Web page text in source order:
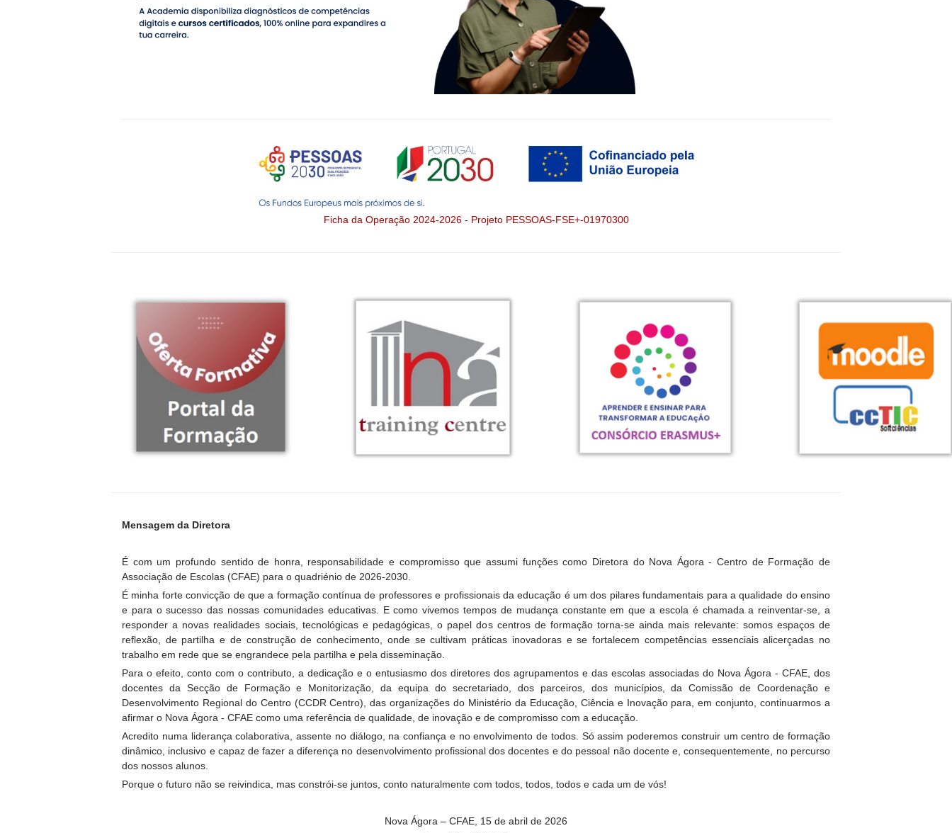
Ficha da Operação 2024-2026 - Projeto PESSOAS-FSE+-01970300
Mensagem da Diretora
É com um profundo sentido de honra, responsabilidade e compromisso que assumi funções como Diretora do Nova Ágora - Centro de Formação de
Associação de Escolas (CFAE) para o quadriénio de 2026-2030.
É minha forte convicção de que a formação contínua de professores e profissionais da educação é um dos pilares fundamentais para a qualidade do ensino
e para o sucesso das nossas comunidades educativas. E como vivemos tempos de mudança constante em que a escola é chamada a reinventar-se, a
responder a novas realidades sociais, tecnológicas e pedagógicas, o papel dos centros de formação torna-se ainda mais relevante: somos espaços de
reflexão, de partilha e de construção de conhecimento, onde se cultivam práticas inovadoras e se fortalecem competências essenciais alicerçadas no
trabalho em rede que se engrandece pela partilha e pela disseminação.
Para o efeito, conto com o contributo, a dedicação e o entusiasmo dos diretores dos agrupamentos e das escolas associadas do Nova Ágora - CFAE, dos
docentes da Secção de Formação e Monitorização, da equipa do secretariado, dos parceiros, dos municípios, da Comissão de Coordenação e
Desenvolvimento Regional do Centro (CCDR Centro), das organizações do Ministério da Educação, Ciência e Inovação para, em conjunto, continuarmos a
afirmar o Nova Ágora - CFAE como uma referência de qualidade, de inovação e de compromisso com a educação.
Acredito numa liderança colaborativa, assente no diálogo, na confiança e no envolvimento de todos. Só assim poderemos construir um centro de formação
dinâmico, inclusivo e capaz de fazer a diferença no desenvolvimento profissional dos docentes e do pessoal não docente e, consequentemente, no percurso
dos nossos alunos.
Porque o futuro não se reivindica, mas constrói-se juntos, conto naturalmente com todos, todos, todos e cada um de vós!
Nova Ágora – CFAE, 15 de abril de 2026